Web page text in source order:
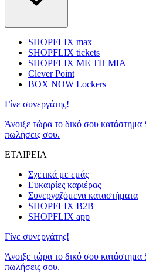
SHOPFLIX max
SHOPFLIX tickets
SHOPFLIX ΜΕ ΤΗ ΜΙΑ
Clever Point
BOX NOW Lockers
Γίνε συνεργάτης!
Άνοιξε τώρα το δικό σου
πωλήσεις σου.
ΕΤΑΙΡΕΙΑ
Σχετικά με εμάς
Ευκαιρίες καριέρας
Συνεργαζόμενα καταστήματα
SHOPFLIX B2B
SHOPFLIX app
Γίνε συνεργάτης!
Άνοιξε τώρα το δικό σου
πωλήσεις σου.